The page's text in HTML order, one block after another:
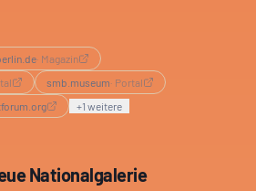
· Magazin
smb.museum· Portal
+1 weitere
Nationalgalerie